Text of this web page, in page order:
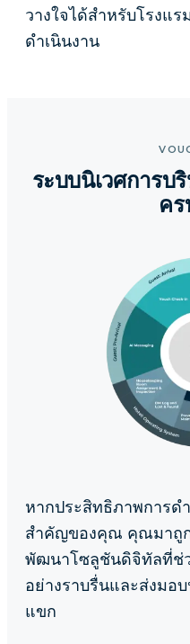
วางใจได้สำหรับโรงแ
ดำเนินงาน
ระบบนิเวศการบ
คร
หากประสิทธิภาพการด
สำคัญของคุณ คุณมาถู
พัฒนาโซลูชันดิจิทัลที่ช่
อย่างราบรื่นและส่งมอ
แขก